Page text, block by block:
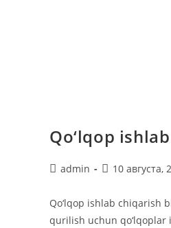
Qo‘lqop
Автор
admin
Запись
10 августа,
Qo‘lqop ishlab chiqarish
qurilish uchun qo‘lqoplar